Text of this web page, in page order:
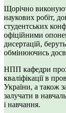
Щорічно
наукових робіт,
студентських
офіційними
дисертацій,
обмінюючись
НПП кафедри
кваліфікації в
України, а також
залучати в
і навчання.